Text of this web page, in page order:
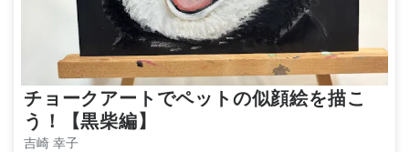
チョークアートでペットの似顔絵を描こ
う！【黒柴編】
吉崎 幸子